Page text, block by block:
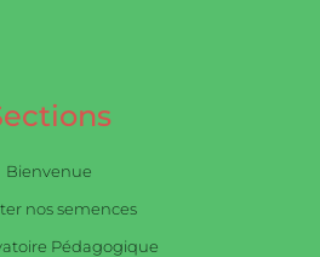
Bienvenue
nos semences
Pédagogique